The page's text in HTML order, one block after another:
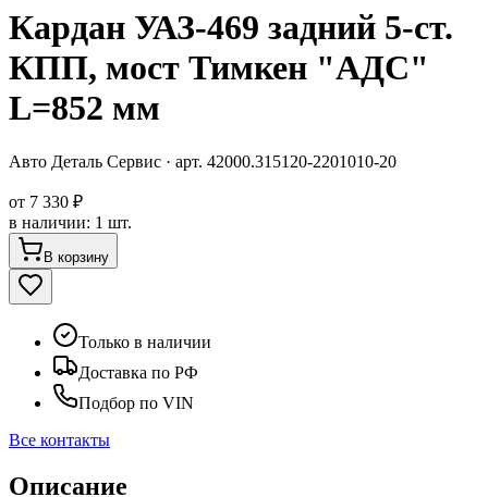
Кардан УАЗ-469 задний 5-ст.
КПП, мост Тимкен "АДС"
L=852 мм
Авто Деталь Сервис · арт. 42000.315120-2201010-20
от 7 330 ₽
в наличии: 1 шт.
В корзину
Только в наличии
Доставка по РФ
Подбор по VIN
Все контакты
Описание